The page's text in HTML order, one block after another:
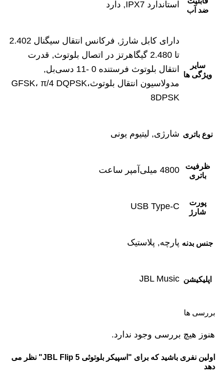
ضد آب
استاندارد IPX7, دارد
سایر
ویژگی ها
دارای کابل شارژ, فرکانس انتقال سیگنال 2.402
تا 2.480 گیگاهرتز در اتصال بلوتوث, قدرت
انتقال بلوتوث فرستنده 0 -11 دسی‌بل,
مدولاسیون انتقال بلوتوثGFSK، π/4 DQPSK،
8DPSK
نوع باتری شارژی, لیتیوم‌ یونی
ظرفیت
باتری
4800 میلی‌آمپر ساعت
پورت
شارژ
USB Type-C
جنس بدنه پارچه, پلاستیک
اپلیکیشن JBL Music
بررسی ها
هنوز هیچ بررسی وجود ندارد.
اولین نفری باشید که برای "اسپیکر بلوتوثی JBL Flip 5" نظر می
دهد